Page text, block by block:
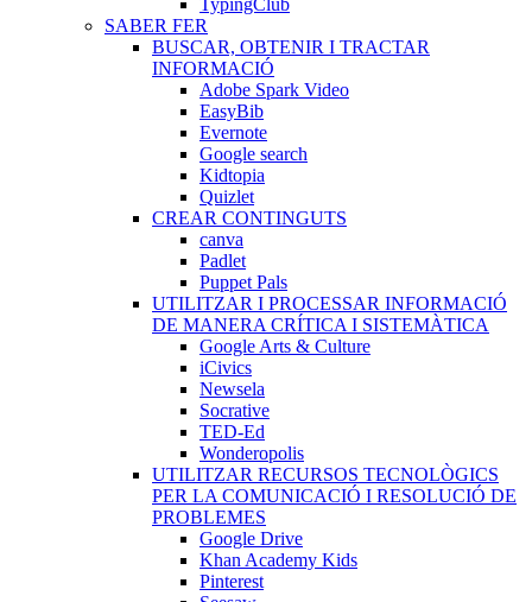
SABER FER
BUSCAR, OBTENIR I TRACTAR
INFORMACIÓ
Adobe Spark Video
EasyBib
Evernote
Google search
Kidtopia
Quizlet
CREAR CONTINGUTS
canva
Padlet
Puppet Pals
UTILITZAR I PROCESSAR INFORMACIÓ
DE MANERA CRÍTICA I SISTEMÀTICA
Google Arts & Culture
iCivics
Newsela
Socrative
TED-Ed
Wonderopolis
UTILITZAR RECURSOS TECNOLÒGICS
PER LA COMUNICACIÓ I RESOLUCIÓ DE
PROBLEMES
Google Drive
Khan Academy Kids
Pinterest